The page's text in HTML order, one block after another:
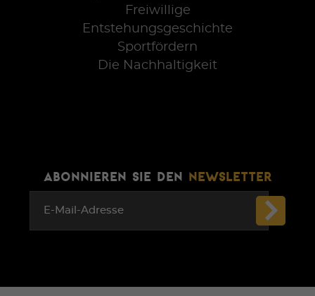
Freiwillige
Entstehungsgeschichte
Sportfördern
Die Nachhaltigkeit
ABONNIEREN SIE DEN NEWSLETTER
E-Mail-Adresse